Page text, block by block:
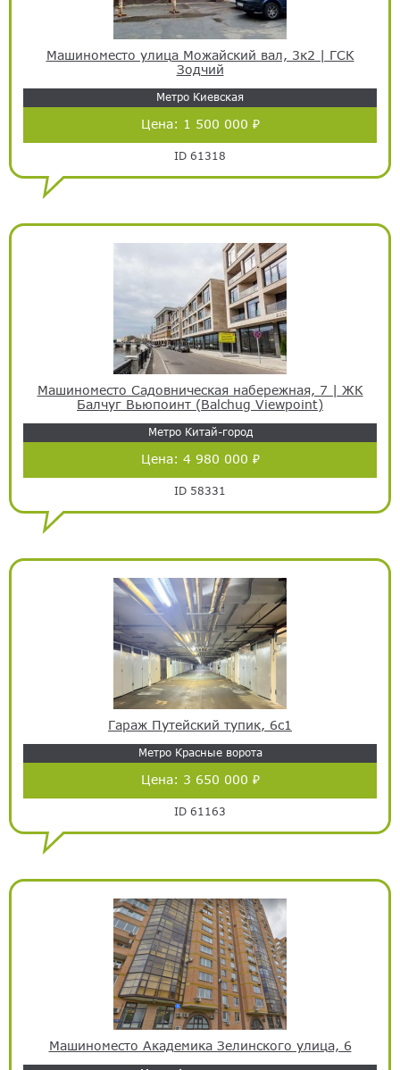
Машиноместо улица Можайский вал, 3к2 | ГСК
Зодчий
Метро Киевская
Цена: 1 500 000 ₽
ID 61318
Машиноместо Садовническая набережная, 7 | ЖК
Балчуг Вьюпоинт (Balchug Viewpoint)
Метро Китай-город
Цена: 4 980 000 ₽
ID 58331
Гараж Путейский тупик, 6с1
Метро Красные ворота
Цена: 3 650 000 ₽
ID 61163
Машиноместо Академика Зелинского улица, 6